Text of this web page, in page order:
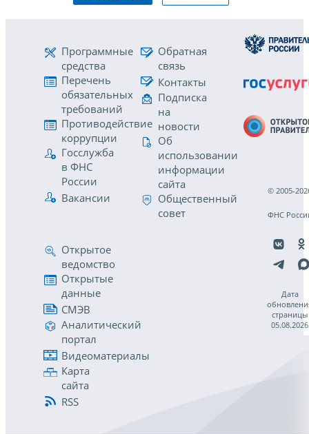
Программные
средства
Перечень
обязательных
требований
Противодействие
коррупции
Госслужба
в ФНС
России
Вакансии
Обратная
связь
Контакты
Подписка
на
новости
Об
использовании
информации
сайта
Общественный
совет
Открытое
ведомство
Открытые
данные
СМЭВ
Аналитический
портал
Видеоматериалы
Карта
сайта
RSS
© 2005-
ФНС
Дата
страницы
05.08.2026